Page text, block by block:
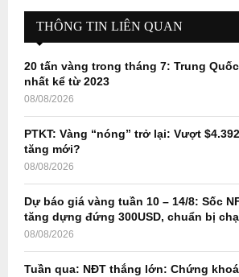
f
r
THÔNG TIN LIÊN QUAN
20 tấn vàng trong tháng 7: Trung
nhất kể từ 2023
08/08/2026
PTKT: Vàng “nóng” trở lại: Vượt
tăng mới?
08/08/2026
Dự báo giá vàng tuần 10 – 14/8: Sốc
tăng dựng đứng 300USD, chuẩn bị
08/08/2026
Tuần qua: NĐT thắng lớn: Chứng